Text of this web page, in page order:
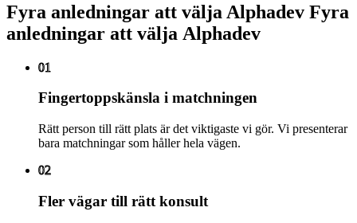
Fyra anledningar att välja Alphadev Fyra
anledningar att välja Alphadev
01
Fingertoppskänsla i matchningen
Rätt person till rätt plats är det viktigaste vi gör. Vi presenterar
bara matchningar som håller hela vägen.
02
Fler vägar till rätt konsult